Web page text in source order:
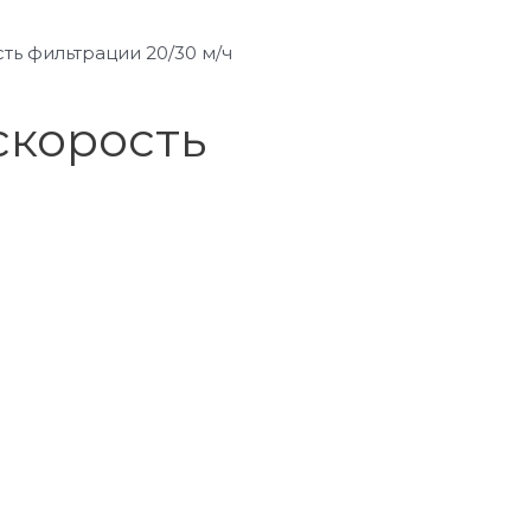
фильтрации 20/30 м/ч